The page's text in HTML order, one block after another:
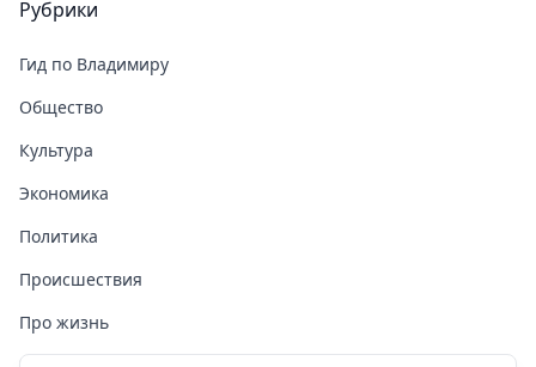
Рубрики
Гид по Владимиру
Общество
Культура
Экономика
Политика
Происшествия
Про жизнь